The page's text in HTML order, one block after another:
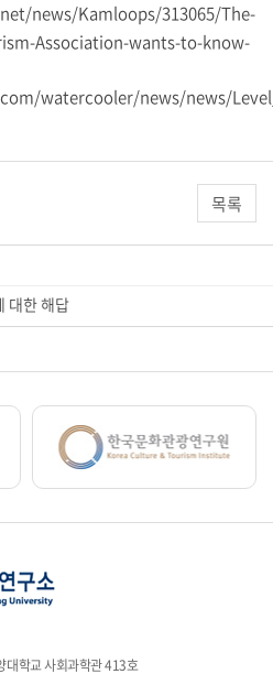
news/Kamloops/313065/The-
Association-wants-to-know-
watercooler/news/news/
목록
대한 해답
학교 사회과학관 413호